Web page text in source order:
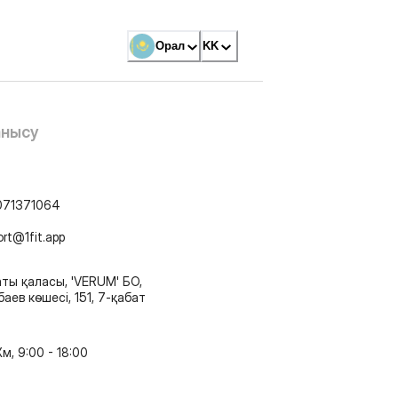
Орал KK
қаласы, 'VERUM' БО,
көшесі, 151, 7-қабат
9:00 - 18:00